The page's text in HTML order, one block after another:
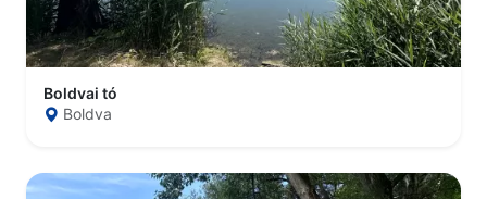
Boldvai tó
Boldva